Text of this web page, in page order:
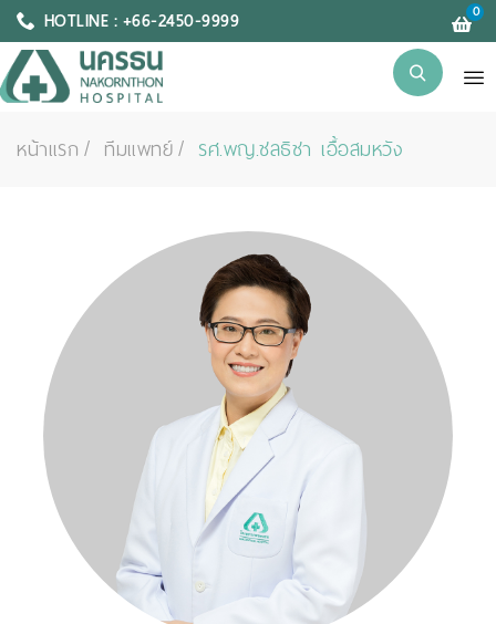
HOTLINE : +66-2450-9999 0
หน้าแรก ทีมแพทย์ รศ.พญ.ชลธิชา เอื้อสมหวัง